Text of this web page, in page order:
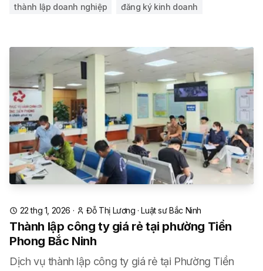
thành lập doanh nghiệp đăng ký kinh doanh
22 thg 1, 2026 · Đỗ Thị Lương ·Luật sư Bắc Ninh
Thành lập công ty giá rẻ tại phường Tiền
Phong Bắc Ninh
Dịch vụ thành lập công ty giá rẻ tại Phường Tiền